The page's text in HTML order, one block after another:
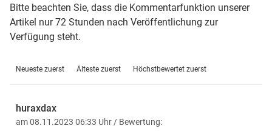
Bitte beachten Sie, dass die Kommentarfunktion unserer
Artikel nur 72 Stunden nach Veröffentlichung zur
Verfügung steht.
Neueste zuerst Älteste zuerst Höchstbewertet zuerst
huraxdax
am 08.11.2023 06:33 Uhr / Bewertung: